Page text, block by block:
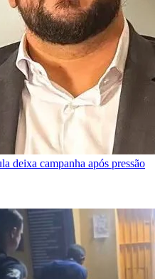
deixa campanha após pressão